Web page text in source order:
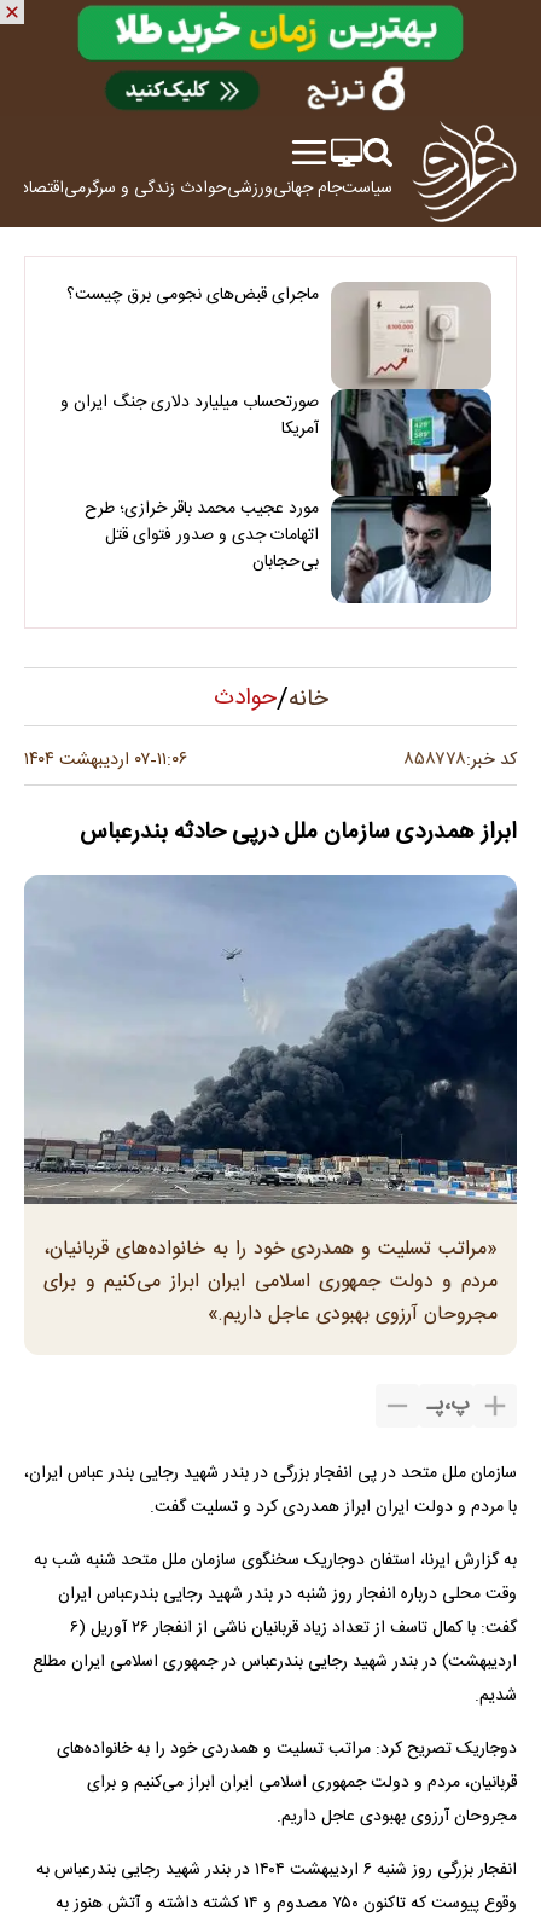
سیاستجام جهانیورزشیحوادث زندگی و سرگرمیاقتصاد
ماجرای قبض‌های نجومی برق چیست؟
صورتحساب میلیارد دلاری جنگ ایران و
آمریکا
مورد عجیب محمد باقر خرازی؛ طرح
اتهامات جدی و صدور فتوای قتل
بی‌حجابان
خانه/حوادث
کد خبر:۸۵۸۷۷۸ ۱۱:۰۶-۰۷ اردیبهشت ۱۴۰۴
ابراز همدردی سازمان ملل درپی حادثه بندرعباس
«مراتب تسلیت و همدردی خود را به خانواده‌های قربانیان،
مردم و دولت جمهوری اسلامی ایران ابراز می‌کنیم و برای
مجروحان آرزوی بهبودی عاجل داریم.»
پ،پـ
سازمان ملل متحد در پی انفجار بزرگی در بندر شهید رجایی بندر عباس ایران،
با مردم و دولت ایران ابراز همدردی کرد و تسلیت گفت.
به گزارش ایرنا، استفان دوجاریک سخنگوی سازمان ملل متحد شنبه شب به
وقت محلی درباره انفجار روز شنبه در بندر شهید رجایی بندرعباس ایران
گفت: با کمال تاسف از تعداد زیاد قربانیان ناشی از انفجار ۲۶ آوریل (۶
اردیبهشت) در بندر شهید رجایی بندرعباس در جمهوری اسلامی ایران مطلع
شدیم.
دوجاریک تصریح کرد: مراتب تسلیت و همدردی خود را به خانواده‌های
قربانیان، مردم و دولت جمهوری اسلامی ایران ابراز می‌کنیم و برای
مجروحان آرزوی بهبودی عاجل داریم.
انفجار بزرگی روز شنبه ۶ اردیبهشت ۱۴۰۴ در بندر شهید رجایی بندرعباس به
وقوع پیوست که تاکنون ۷۵۰ مصدوم و ۱۴ کشته داشته و آتش هنوز به